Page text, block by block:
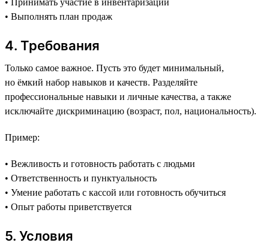
• Выполнять план продаж
4. Требования
Только самое важное. Пусть это будет минимальный,
но ёмкий набор навыков и качеств. Разделяйте
профессиональные навыки и личные качества, а также
исключайте дискриминацию (возраст, пол, национальность).
Пример:
• Вежливость и готовность работать с людьми
• Ответственность и пунктуальность
• Умение работать с кассой или готовность обучиться
• Опыт работы приветствуется
5. Условия